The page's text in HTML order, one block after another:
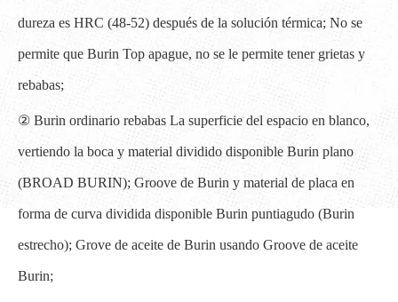
dureza es HRC (48-52) después de la solución térmica; No se
permite que Burin Top apague, no se le permite tener grietas y
rebabas;
② Burin ordinario rebabas La superficie del espacio en blanco,
vertiendo la boca y material dividido disponible Burin plano
(BROAD BURIN); Groove de Burin y material de placa en
forma de curva dividida disponible Burin puntiagudo (Burin
estrecho); Grove de aceite de Burin usando Groove de aceite
Burin;